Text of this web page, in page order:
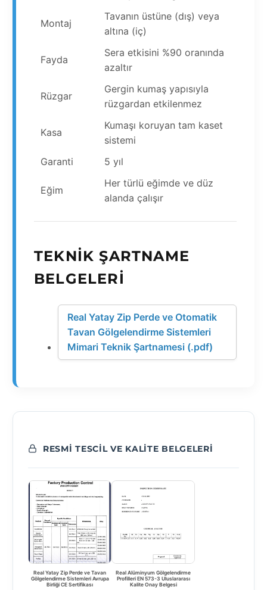
Montaj
Tavanın üstüne (dış) veya
altına (iç)
Fayda
Sera etkisini %90 oranında
azaltır
Rüzgar
Gergin kumaş yapısıyla
rüzgardan etkilenmez
Kasa
Kumaşı koruyan tam kaset
sistemi
Garanti
5 yıl
Eğim
Her türlü eğimde ve düz
alanda çalışır
TEKNIK ŞARTNAME
BELGELERI
Real Yatay Zip Perde ve Otomatik
Tavan Gölgelendirme Sistemleri
Mimari Teknik Şartnamesi (.pdf)
RESMI TESCIL VE KALITE BELGELERI
Real Yatay Zip Perde ve Tavan
Gölgelendirme Sistemleri Avrupa
Birliği CE Sertifikası
Real Alüminyum Gölgelendirme
Profilleri EN 573-3 Uluslararası
Kalite Onay Belgesi